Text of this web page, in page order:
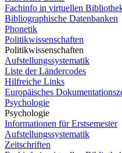
Fachinfo in virtuellen
Bibliographische Datenbanken
Phonetik
Politikwissenschaften
Politikwissenschaften
Aufstellungssystematik
Liste der Ländercodes
Hilfreiche Links
Europäisches
Psychologie
Psychologie
Informationen für Erstsemester
Aufstellungssystematik
Zeitschriften